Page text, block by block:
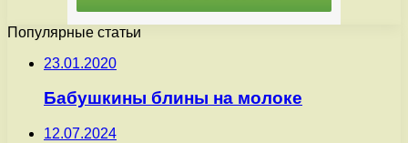
Популярные статьи
23.01.2020
Бабушкины блины на молоке
12.07.2024